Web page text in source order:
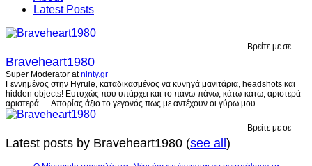
Latest Posts
Βρείτε με σε
Braveheart1980
Super Moderator atninty.gr
Γεννημένος στην Hyrule, καταδικασμένος να κυνηγά μανιτάρια, headshots και
hidden objects! Ευτυχώς που υπάρχει και το πάνω-πάνω, κάτω-κάτω, αριστερά-
αριστερά .... Απορίας άξιο το γεγονός πως με αντέχουν οι γύρω μου...
Βρείτε με σε
Latest posts by Braveheart1980 (see all)